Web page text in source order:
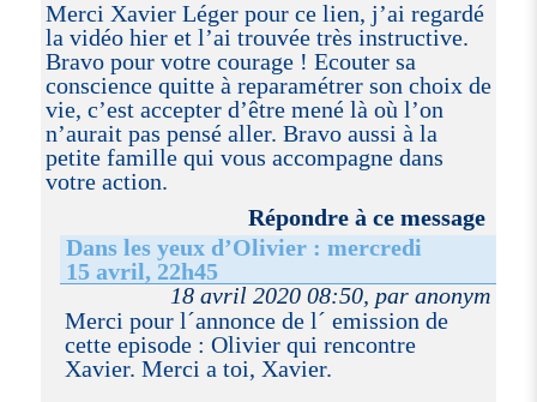
Merci Xavier Léger pour ce lien, j’ai regardé
la vidéo hier et l’ai trouvée très instructive.
Bravo pour votre courage ! Ecouter sa
conscience quitte à reparamétrer son choix de
vie, c’est accepter d’être mené là où l’on
n’aurait pas pensé aller. Bravo aussi à la
petite famille qui vous accompagne dans
votre action.
Répondre à ce message
Dans les yeux d’Olivier : mercredi
15 avril, 22h45
18 avril 2020 08:50, par anonym
Merci pour l´annonce de l´ emission de
cette episode : Olivier qui rencontre
Xavier. Merci a toi, Xavier.